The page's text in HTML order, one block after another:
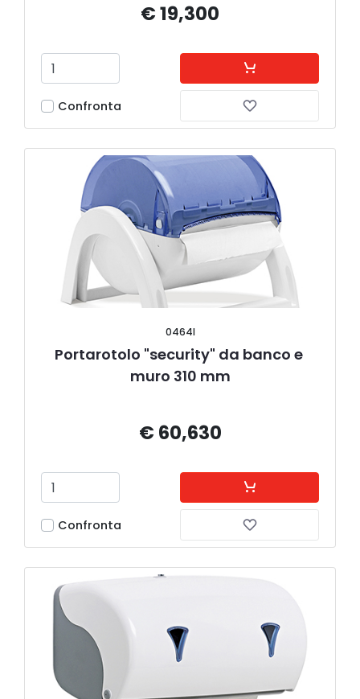
€ 19,300
Confronta
0464I
Portarotolo "security" da banco e
muro 310 mm
€ 60,630
Confronta